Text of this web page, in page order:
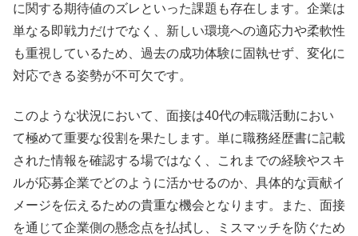
に関する期待値のズレといった課題も存在します。企業は
単なる即戦力だけでなく、新しい環境への適応力や柔軟性
も重視しているため、過去の成功体験に固執せず、変化に
対応できる姿勢が不可欠です。
このような状況において、面接は40代の転職活動におい
て極めて重要な役割を果たします。単に職務経歴書に記載
された情報を確認する場ではなく、これまでの経験やスキ
ルが応募企業でどのように活かせるのか、具体的な貢献イ
メージを伝えるための貴重な機会となります。また、面接
を通じて企業側の懸念点を払拭し、ミスマッチを防ぐため